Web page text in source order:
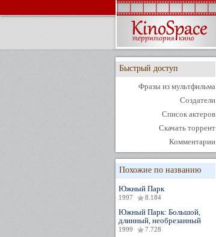
Быстрый доступ
Фразы из мультфильма
Создатели
Список актеров
Скачать торрент
Комментарии
Похожие по названию
Южный Парк
1997 8.184
Южный Парк: Большой,
длинный, необрезанный
1999 7.728